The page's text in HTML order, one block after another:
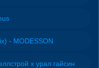
- MODESSON
х урал гайсин